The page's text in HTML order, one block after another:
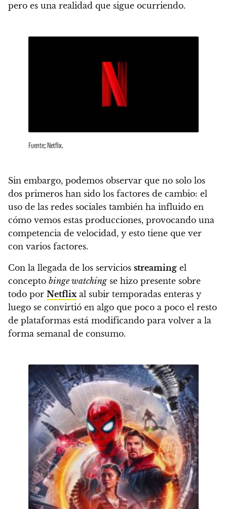
pero es una realidad que sigue ocurriendo.
Fuente; Netflix.
Sin embargo, podemos observar que no solo los
dos primeros han sido los factores de cambio: el
uso de las redes sociales también ha influido en
cómo vemos estas producciones, provocando una
competencia de velocidad, y esto tiene que ver
con varios factores.
Con la llegada de los servicios streaming el
concepto binge watchingse hizo presente sobre
todo por Netflixal subir temporadas enteras y
luego se convirtió en algo que poco a poco el resto
de plataformas está modificando para volver a la
forma semanal de consumo.